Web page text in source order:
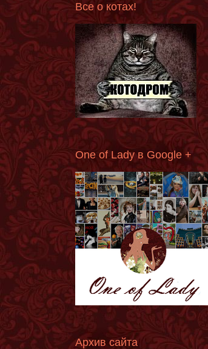
Все о котах!
One of Lady в Google +
Архив сайта